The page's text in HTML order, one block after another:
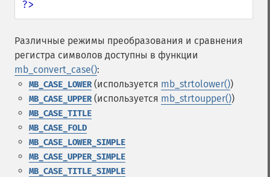
?>
Различные режимы преобразования и сравнения
регистра символов доступны в функции
mb_convert_case():
MB_CASE_LOWER(используется mb_strtolower())
MB_CASE_UPPER(используется mb_strtoupper())
MB_CASE_TITLE
MB_CASE_FOLD
MB_CASE_LOWER_SIMPLE
MB_CASE_UPPER_SIMPLE
MB_CASE_TITLE_SIMPLE